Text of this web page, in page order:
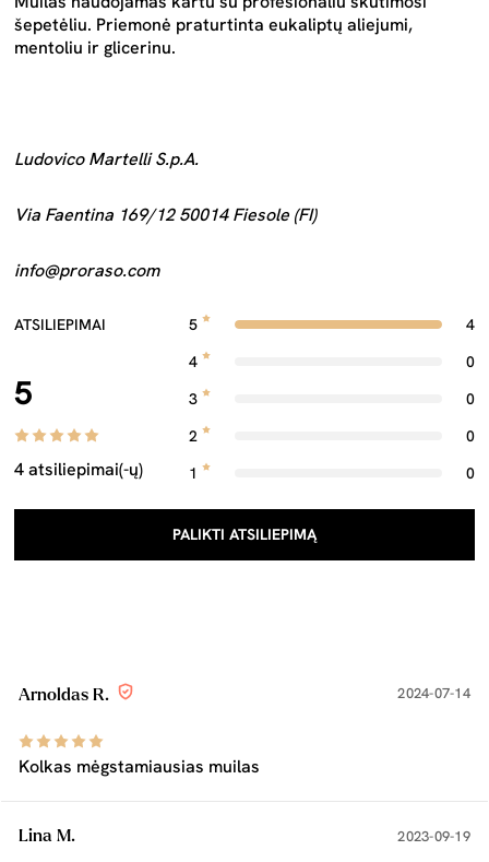
šepetėliu. Priemonė praturtinta eukaliptų aliejumi,
mentoliu ir glicerinu.
Ludovico Martelli S.p.A.
Via Faentina 169/12 50014 Fiesole (FI)
info@proraso.com
ATSILIEPIMAI
5
4 atsiliepimai(-ų)
5
4
4
0
3
0
2
0
1
0
PALIKTI ATSILIEPIMĄ
Arnoldas R. 2024-07-14
Kolkas mėgstamiausias muilas
Lina M. 2023-09-19